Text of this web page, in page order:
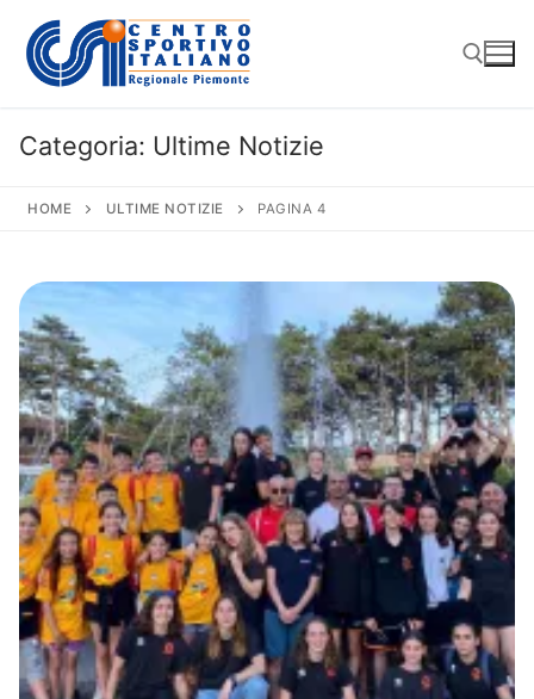
contenuto
Cerca:
Categoria: Ultime Notizie
HOME ULTIME NOTIZIE PAGINA 4